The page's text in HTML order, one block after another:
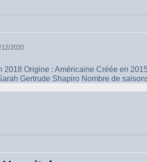
12/2020
2018 Origine : Américaine Créée en
Shapiro Nombre de saisons